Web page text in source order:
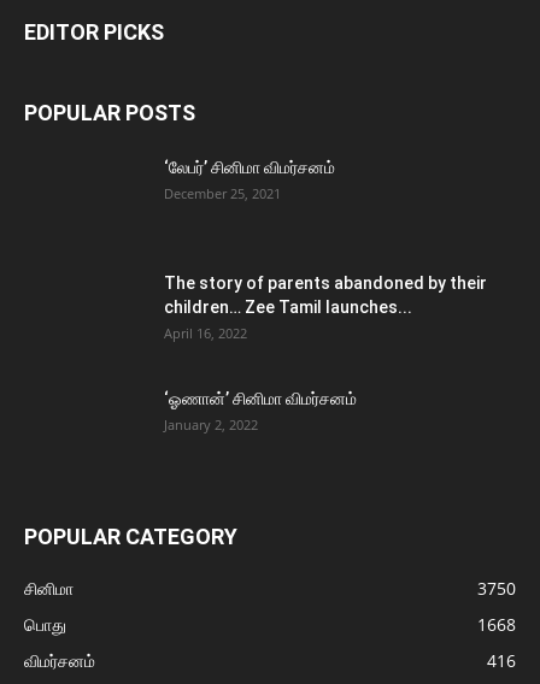
EDITOR PICKS
POPULAR POSTS
‘லேபர்’ சினிமா விமர்சனம்
December 25, 2021
The story of parents abandoned by their
children… Zee Tamil launches...
April 16, 2022
‘ஓணான்’ சினிமா விமர்சனம்
January 2, 2022
POPULAR CATEGORY
சினிமா
3750
பொது
1668
விமர்சனம்
416